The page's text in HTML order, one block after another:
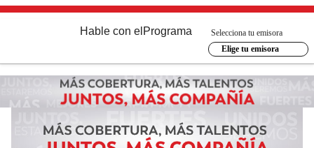
Hable con el Programa
Selecciona tu emisora
Elige tu emisora